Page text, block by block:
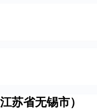
苏省无锡市）